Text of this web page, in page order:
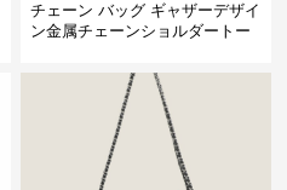
チェーン バッグ ギャザーデザイ
ン金属チェーンショルダートー